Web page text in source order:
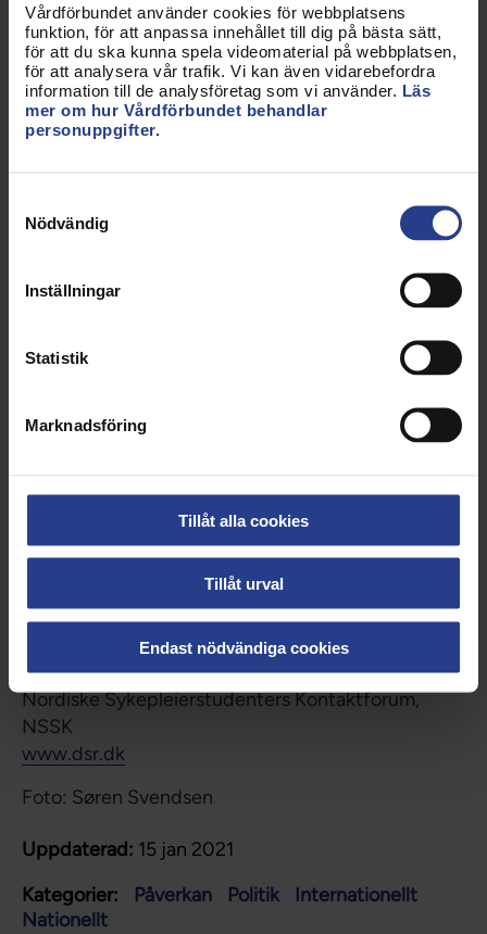
Vårdförbundet använder cookies för webbplatsens
funktion, för att anpassa innehållet till dig på bästa sätt,
för att du ska kunna spela videomaterial på webbplatsen,
för att analysera vår trafik. Vi kan även vidarebefordra
information till de analysföretag som vi använder. Läs
mer om hur Vårdförbundet behandlar
personuppgifter.
Nödvändig
Inställningar
Statistik
Marknadsföring
Tillåt alla cookies
Tillåt urval
Endast nödvändiga cookies
www.bioanalyytikkoliitto.fi
Meinataeknafelag Islands
www.bhm.is
Norsk Bioingeniørfaglig Institutt
Nordisk Medisinsk Laborantgruppe, NML.
samarbetsorganisation
Nordens offentliganställdas fackliga
samarbetsorganisation, NOFS
Studenter
Nordiske Sykepleierstudenters Kontaktforum,
NSSK
www.dsr.dk
Foto: Søren Svendsen
Uppdaterad: 15 jan 2021
Kategorier:
Påverkan Politik
Internationellt
Nationellt